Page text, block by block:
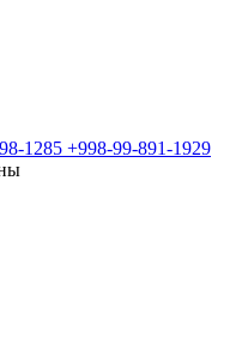
1285 +998-99-891-1929